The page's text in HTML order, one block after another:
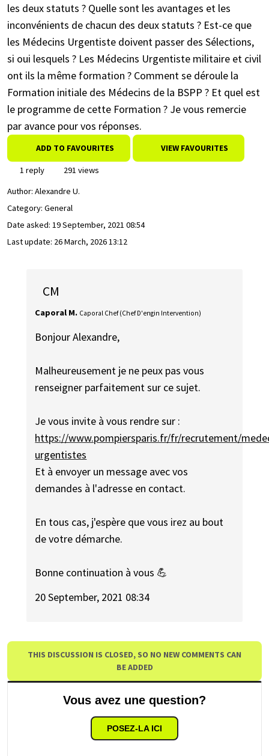
les deux statuts ? Quelle sont les avantages et les
inconvénients de chacun des deux statuts ? Est-ce que
les Médecins Urgentiste doivent passer des Sélections,
si oui lesquels ? Les Médecins Urgentiste militaire et civil
ont ils la même formation ? Comment se déroule la
Formation initiale des Médecins de la BSPP ? Et quel est
le programme de cette Formation ? Je vous remercie
par avance pour vos réponses.
ADD TO FAVOURITES VIEW FAVOURITES
1 reply
291 views
Author: Alexandre U.
Category: General
Date asked: 19 September, 2021 08:54
Last update: 26 March, 2026 13:12
CM
Caporal M. Caporal Chef (Chef D'engin Intervention)
Bonjour Alexandre,
Malheureusement je ne peux pas vous
renseigner parfaitement sur ce sujet.
Je vous invite à vous rendre sur :
https://www.pompiersparis.fr/fr/recrutement/
urgentistes
Et à envoyer un message avec vos
demandes à l'adresse en contact.
En tous cas, j'espère que vous irez au bout
de votre démarche.
Bonne continuation à vous 💪
20 September, 2021 08:34
THIS DISCUSSION IS CLOSED, SO NO NEW COMMENTS CAN
BE ADDED
Vous avez une question?
POSEZ-LA ICI